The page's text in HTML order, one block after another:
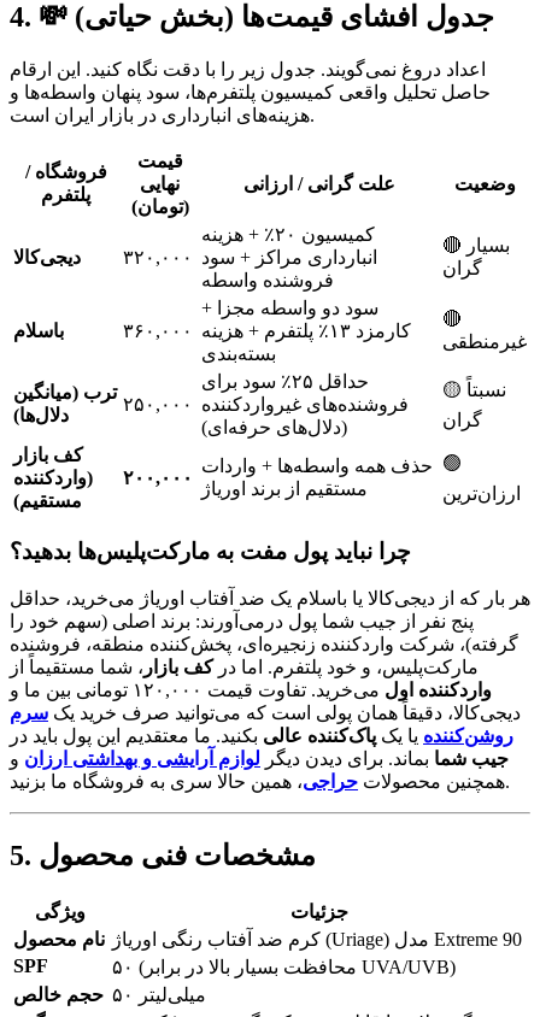
4. 💸 جدول افشای قیمت‌ها (بخش حیاتی)
اعداد دروغ نمی‌گویند. جدول زیر را با دقت نگاه کنید. این ارقام
حاصل تحلیل واقعی کمیسیون پلتفرم‌ها، سود پنهان واسطه‌ها و
هزینه‌های انبارداری در بازار ایران است.
فروشگاه /
پلتفرم
قیمت
نهایی
(تومان)
علت گرانی / ارزانی وضعیت
دیجی‌کالا ۳۲۰,۰۰۰
کمیسیون ۲۰٪ + هزینه
انبارداری مراکز + سود
فروشنده واسطه
🔴 بسیار
گران
باسلام ۳۶۰,۰۰۰
سود دو واسطه مجزا +
کارمزد ۱۳٪ پلتفرم + هزینه
بسته‌بندی
🔴
غیرمنطقی
ترب (میانگین
دلال‌ها)
۲۵۰,۰۰۰
حداقل ۲۵٪ سود برای
فروشنده‌های غیرواردکننده
(دلال‌های حرفه‌ای)
🟡 نسبتاً
گران
کف بازار
(واردکننده
مستقیم)
۲۰۰,۰۰۰
حذف همه واسطه‌ها + واردات
مستقیم از برند اوریاژ
🟢
ارزان‌ترین
چرا نباید پول مفت به مارکت‌پلیس‌ها بدهید؟
هر بار که از دیجی‌کالا یا باسلام یک ضد آفتاب اوریاژ می‌خرید، حداقل
پنج نفر از جیب شما پول درمی‌آورند: برند اصلی (سهم خود را
گرفته)، شرکت واردکننده زنجیره‌ای، پخش‌کننده منطقه، فروشنده
مارکت‌پلیس، و خود پلتفرم. اما درکف بازار ، شما مستقیماً از
واردکننده اول
می‌خرید. تفاوت قیمت ۱۲۰,۰۰۰ تومانی بین ما و
دیجی‌کالا، دقیقاً همان پولی است که می‌توانید صرف خرید یک سرم
روشن‌کننده یا یک پاک‌کننده عالی بکنید. ما معتقدیم این پول باید در
جیب شما بماند. برای دیدن دیگر لوازم آرایشی و بهداشتی ارزان و
همچنین محصولات حراجی ، همین حالا سری به فروشگاه ما بزنید.
5. مشخصات فنی محصول
ویژگی
جزئیات
نام محصول
کرم ضد آفتاب رنگی اوریاژ (Uriage) مدل Extreme 90
SPF
۵۰ (محافظت بسیار بالا در برابر UVA/UVB)
حجم خالص
۵۰ میلی‌لیتر